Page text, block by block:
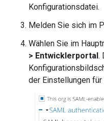
Konfigurationsdatei.
Melden Sie sich im
Wählen Sie im
> Entwicklerportal.
der Einstellungen